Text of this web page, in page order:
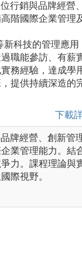
行銷與品牌經營
階國際企業管理
科技的管理應用
職能參訪、有薪
務經驗，達成學
提供持續深造的
下載
牌經營、創新管
業管理能力。結
力。課程理論與
際視野。